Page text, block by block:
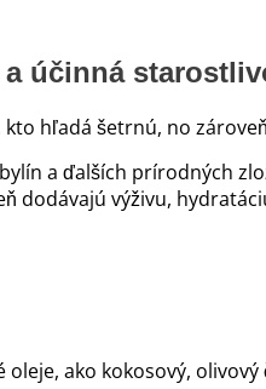
účinná
hľadá šetrnú, no
a ďalších prírodných
dodávajú výživu,
ako kokosový,